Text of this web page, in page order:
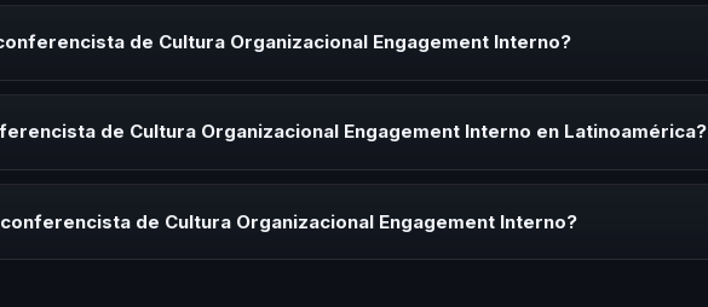
la audiencia.
de Cultura Organizacional Engagement Interno?
de Cultura Organizacional Engagement Interno en Latinoamérica?
de Cultura Organizacional Engagement Interno?